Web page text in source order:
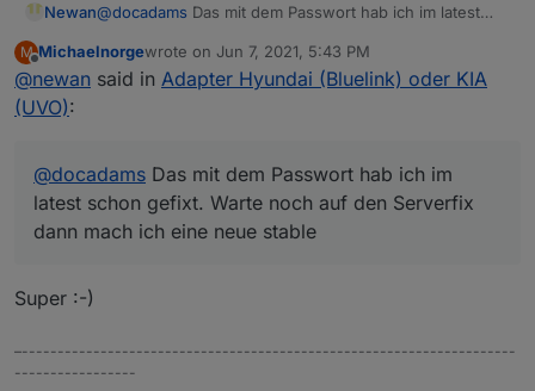
Newan@docadams Das mit dem Passwort hab ich im latest
ich eine neue stable
M Michaelnorgewrote on Jun 7, 2021, 5:43 PM
last edited by
@newan said in Adapter Hyundai (Bluelink) oder KIA
(UVO):
@docadams Das mit dem Passwort hab ich im
latest schon gefixt. Warte noch auf den Serverfix
dann mach ich eine neue stable
Super :-)
–---------------------------------------------------------------------
-----------------